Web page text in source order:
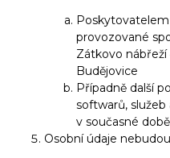
provozované
Zátkovo nábřeží
Budějovice
Případně další
softwarů, služeb
v současné
Osobní údaje